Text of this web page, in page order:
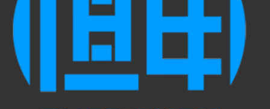
4、沟通能力强，勤奋耐劳，办事认真严谨细致；
5、具有较强的学习能力，愿意同公司共同发展；
1、两年以上光纤通讯行业相关技术支持；